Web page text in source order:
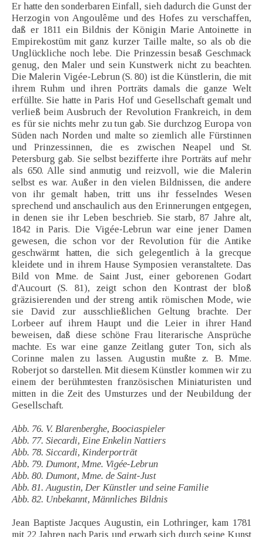
Er hatte den sonderbaren Einfall, sieh dadurch die Gunst der
Herzogin von Angoulême und des Hofes zu verschaffen,
daß er 1811 ein Bildnis der Königin Marie Antoinette in
Empirekostüm mit ganz kurzer Taille malte, so als ob die
Unglückliche noch lebe. Die Prinzessin besaß Geschmack
genug, den Maler und sein Kunstwerk nicht zu beachten.
Die Malerin Vigée-Lebrun (S. 80) ist die Künstlerin, die mit
ihrem Ruhm und ihren Porträts damals die ganze Welt
erfüllte. Sie hatte in Paris Hof und Gesellschaft gemalt und
verließ beim Ausbruch der Revolution Frankreich, in dem
es für sie nichts mehr zu tun gab. Sie durchzog Europa von
Süden nach Norden und malte so ziemlich alle Fürstinnen
und Prinzessinnen, die es zwischen Neapel und St.
Petersburg gab. Sie selbst bezifferte ihre Porträts auf mehr
als 650. Alle sind anmutig und reizvoll, wie die Malerin
selbst es war. Außer in den vielen Bildnissen, die andere
von ihr gemalt haben, tritt uns ihr fesselndes Wesen
sprechend und anschaulich aus den Erinnerungen entgegen,
in denen sie ihr Leben beschrieb. Sie starb, 87 Jahre alt,
1842 in Paris. Die Vigée-Lebrun war eine jener Damen
gewesen, die schon vor der Revolution für die Antike
geschwärmt hatten, die sich gelegentlich à la grecque
kleidete und in ihrem Hause Symposien veranstaltete. Das
Bild von Mme. de Saint Just, einer geborenen Godart
d'Aucourt (S. 81), zeigt schon den Kontrast der bloß
gräzisierenden und der streng antik römischen Mode, wie
sie David zur ausschließlichen Geltung brachte. Der
Lorbeer auf ihrem Haupt und die Leier in ihrer Hand
beweisen, daß diese schöne Frau literarische Ansprüche
machte. Es war eine ganze Zeitlang guter Ton, sich als
Corinne malen zu lassen. Augustin mußte z. B. Mme.
Roberjot so darstellen. Mit diesem Künstler kommen wir zu
einem der berühmtesten französischen Miniaturisten und
mitten in die Zeit des Umsturzes und der Neubildung der
Gesellschaft.
Abb. 76. V. Blarenberghe, Boociaspieler
Abb. 77. Siecardi, Eine Enkelin Nattiers
Abb. 78. Siccardi, Kinderporträt
Abb. 79. Dumont, Mme. Vigée-Lebrun
Abb. 80. Dumont, Mme. de Saint-Just
Abb. 81. Augustin, Der Künstler und seine Familie
Abb. 82. Unbekannt, Männliches Bildnis
Jean Baptiste Jacques Augustin, ein Lothringer, kam 1781
mit 22 Jahren nach Paris und erwarb sich durch seine Kunst